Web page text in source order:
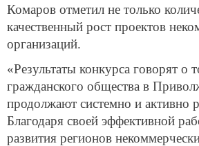
Комаров отметил не только
качественный рост проектов
организаций.
«Результаты конкурса говорят о
гражданского общества в
продолжают системно и активно
Благодаря своей эффективной
развития регионов